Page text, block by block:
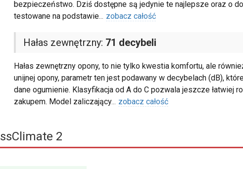
bezpieczeństwo. Dziś dostępne są jedynie te najlepsze oraz o
testowane na podstawie... zobacz całość
Hałas zewnętrzny: 71 decybeli
Hałas zewnętrzny opony, to nie tylko kwestia komfortu, ale
unijnej opony, parametr ten jest podawany w decybelach (dB),
dane ogumienie. Klasyfikacja od A do C pozwala jeszcze łatwiej
zakupem. Model zaliczający... zobacz całość
2